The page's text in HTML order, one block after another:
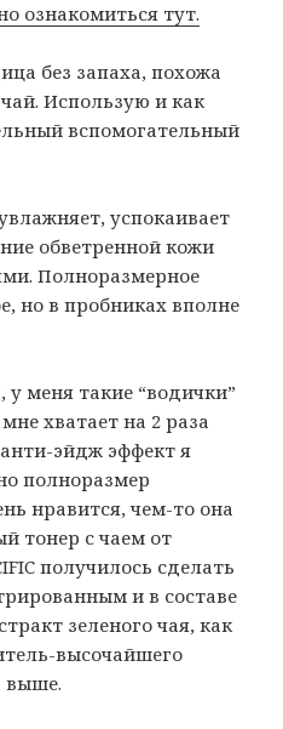
ознакомиться тут.
без запаха, похожа
Использую и как
вспомогательный
успокаивает
обветренной кожи
Полноразмерное
но в пробниках вполне
меня такие “водички”
хватает на 2 раза
эйдж эффект я
полноразмер
нравится, чем-то она
тонер с чаем от
получилось сделать
и в составе
зеленого чая, как
высочайшего
выше.